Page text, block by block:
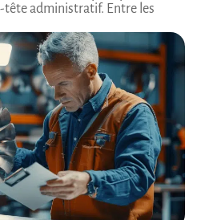
tête administratif. Entre les